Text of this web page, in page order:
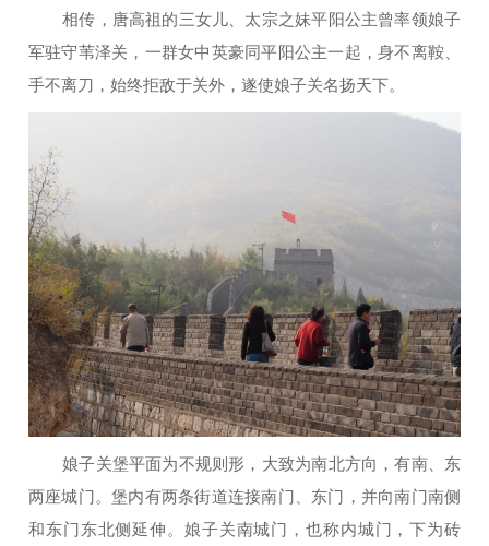
相传，唐高祖的三女儿、太宗之妹平阳公主曾率领娘子
军驻守苇泽关，一群女中英豪同平阳公主一起，身不离鞍、
手不离刀，始终拒敌于关外，遂使娘子关名扬天下。
娘子关堡平面为不规则形，大致为南北方向，有南、东
两座城门。堡内有两条街道连接南门、东门，并向南门南侧
和东门东北侧延伸。娘子关南城门，也称内城门，下为砖